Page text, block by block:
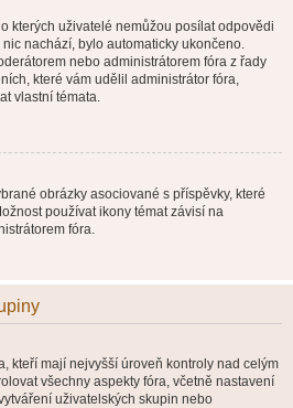
kterých uživatelé nemůžou posílat odpovědi
nachází, bylo automaticky ukončeno.
nebo administrátorem fóra z řady
které vám udělil administrátor fóra,
vlastní témata.
obrázky asociované s příspěvky, které
používat ikony témat závisí na
fóra.
kteří mají nejvyšší úroveň kontroly nad celým
všechny aspekty fóra, včetně nastavení
uživatelských skupin nebo